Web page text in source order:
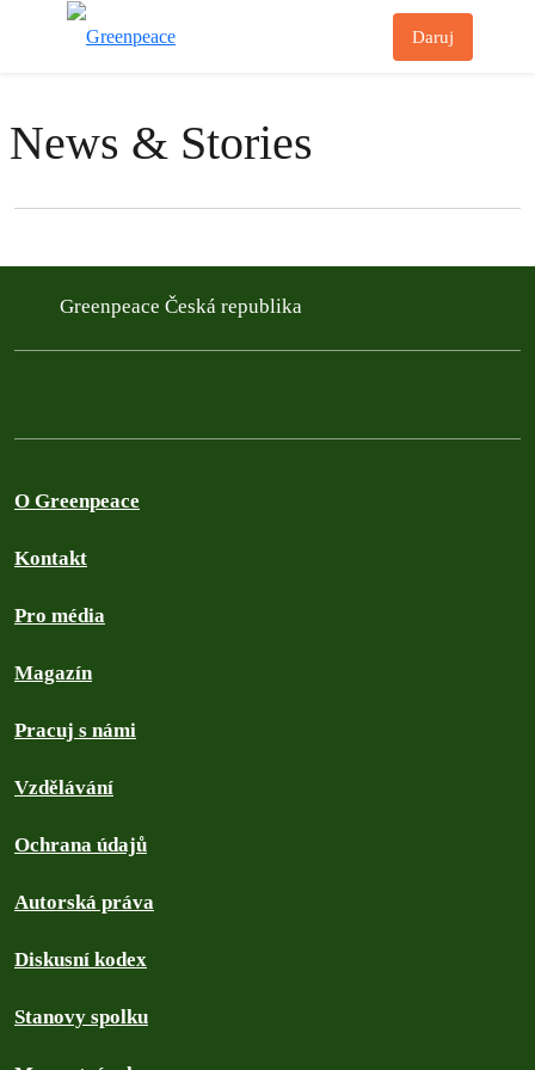
Daruj
News & Stories
Filter posts
Filtered results
Greenpeace Česká republika
O Greenpeace
Kontakt
Pro média
Magazín
Pracuj s námi
Vzdělávání
Ochrana údajů
Autorská práva
Diskusní kodex
Stanovy spolku